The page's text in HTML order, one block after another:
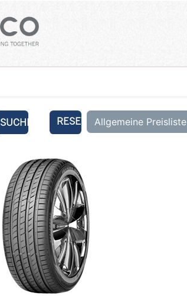
SUCHEN RESET Allgemeine Preisliste